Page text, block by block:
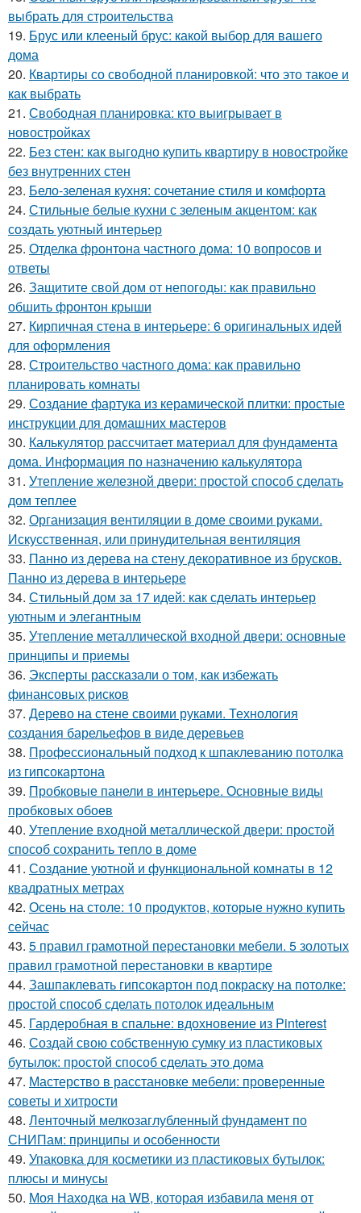
выбрать для строительства
19. Брус или клееный брус: какой выбор для вашего
дома
20. Квартиры со свободной планировкой: что это такое и
как выбрать
21. Свободная планировка: кто выигрывает в
новостройках
22. Без стен: как выгодно купить квартиру в новостройке
без внутренних стен
23. Бело-зеленая кухня: сочетание стиля и комфорта
24. Стильные белые кухни с зеленым акцентом: как
создать уютный интерьер
25. Отделка фронтона частного дома: 10 вопросов и
ответы
26. Защитите свой дом от непогоды: как правильно
обшить фронтон крыши
27. Кирпичная стена в интерьере: 6 оригинальных идей
для оформления
28. Строительство частного дома: как правильно
планировать комнаты
29. Создание фартука из керамической плитки: простые
инструкции для домашних мастеров
30. Калькулятор рассчитает материал для фундамента
дома. Информация по назначению калькулятора
31. Утепление железной двери: простой способ сделать
дом теплее
32. Организация вентиляции в доме своими руками.
Искусственная, или принудительная вентиляция
33. Панно из дерева на стену декоративное из брусков.
Панно из дерева в интерьере
34. Стильный дом за 17 идей: как сделать интерьер
уютным и элегантным
35. Утепление металлической входной двери: основные
принципы и приемы
36. Эксперты рассказали о том, как избежать
финансовых рисков
37. Дерево на стене своими руками. Технология
создания барельефов в виде деревьев
38. Профессиональный подход к шпаклеванию потолка
из гипсокартона
39. Пробковые панели в интерьере. Основные виды
пробковых обоев
40. Утепление входной металлической двери: простой
способ сохранить тепло в доме
41. Создание уютной и функциональной комнаты в 12
квадратных метрах
42. Осень на столе: 10 продуктов, которые нужно купить
сейчас
43. 5 правил грамотной перестановки мебели. 5 золотых
правил грамотной перестановки в квартире
44. Зашпаклевать гипсокартон под покраску на потолке:
простой способ сделать потолок идеальным
45. Гардеробная в спальне: вдохновение из Pinterest
46. Создай свою собственную сумку из пластиковых
бутылок: простой способ сделать это дома
47. Мастерство в расстановке мебели: проверенные
советы и хитрости
48. Ленточный мелкозаглубленный фундамент по
СНИПам: принципы и особенности
49. Упаковка для косметики из пластиковых бутылок:
плюсы и минусы
50. Моя Находка на WB, которая избавила меня от